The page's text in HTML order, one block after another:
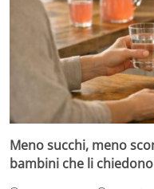
Meno succhi, meno
bambini che li